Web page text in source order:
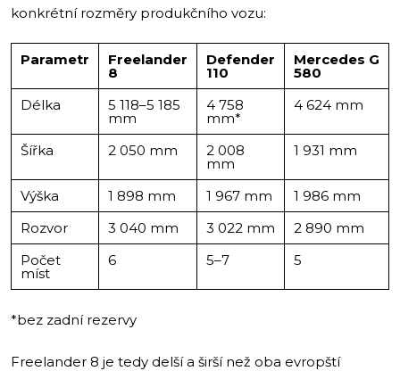
konkrétní rozměry produkčního vozu:
Parametr Freelander
8
Defender
110
Mercedes G
580
Délka
5 118–5 185
mm
4 758
mm*
4 624 mm
Šířka 2 050 mm 2 008
mm
1 931 mm
Výška 1 898 mm 1 967 mm
1 986 mm
Rozvor
3 040 mm 3 022 mm
2 890 mm
Počet
míst
6 5–7 5
*bez zadní rezervy
Freelander 8 je tedy delší a širší než oba evropští